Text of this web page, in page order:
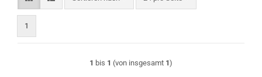
1
1 bis 1 (von insgesamt 1)